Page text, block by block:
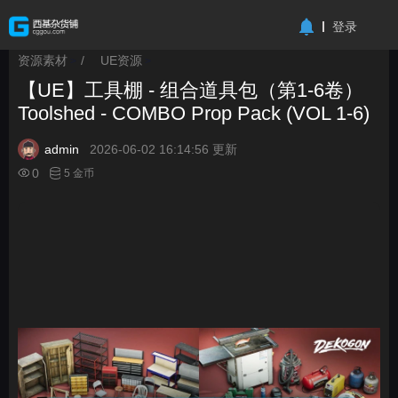
登录
资源素材 / UE资源
【UE】工具棚 - 组合道具包（第1-6卷）
Toolshed - COMBO Prop Pack (VOL 1-6)
admin
2026-06-02 16:14:56 更新
0
5 金币